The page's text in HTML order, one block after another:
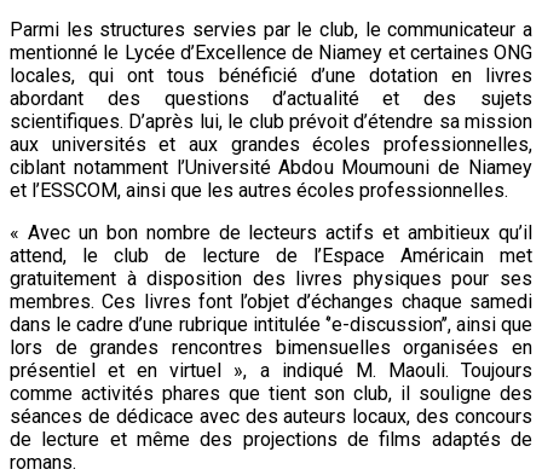
Parmi les structures servies par le club, le communicateur a
mentionné le Lycée d’Excellence de Niamey et certaines ONG
locales, qui ont tous bénéficié d’une dotation en livres
abordant des questions d’actualité et des sujets
scientifiques. D’après lui, le club prévoit d’étendre sa mission
aux universités et aux grandes écoles professionnelles,
ciblant notamment l’Université Abdou Moumouni de Niamey
et l’ESSCOM, ainsi que les autres écoles professionnelles.
« Avec un bon nombre de lecteurs actifs et ambitieux qu’il
attend, le club de lecture de l’Espace Américain met
gratuitement à disposition des livres physiques pour ses
membres. Ces livres font l’objet d’échanges chaque samedi
dans le cadre d’une rubrique intitulée ‘’e-discussion’’, ainsi que
lors de grandes rencontres bimensuelles organisées en
présentiel et en virtuel », a indiqué M. Maouli. Toujours
comme activités phares que tient son club, il souligne des
séances de dédicace avec des auteurs locaux, des concours
de lecture et même des projections de films adaptés de
romans.